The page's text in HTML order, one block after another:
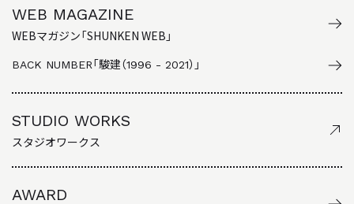
WEB MAGAZINE
WEBマガジン「SHUNKEN WEB」
BACK NUMBER「駿建（1996 - 2021）」
STUDIO WORKS
スタジオワークス
AWARD